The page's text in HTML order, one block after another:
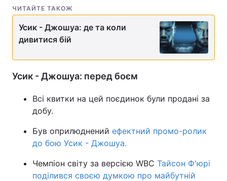
ЧИТАЙТЕ ТАКОЖ
Усик - Джошуа: де та коли
дивитися бій
Усик - Джошуа: перед боєм
Всі квитки на цей поєдинок були продані за
добу.
Був оприлюднений ефектний промо-ролик
до бою Усик - Джошуа.
Чемпіон світу за версією WBC Тайсон Ф'юрі
поділився своєю думкою про майбутній